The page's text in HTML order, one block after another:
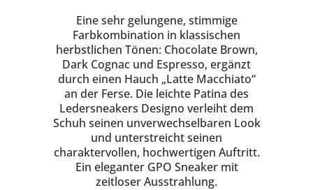
Eine sehr gelungene, stimmige
Farbkombination in klassischen
herbstlichen Tönen: Chocolate Brown,
Dark Cognac und Espresso, ergänzt
durch einen Hauch „Latte Macchiato“
an der Ferse. Die leichte Patina des
Ledersneakers Designo verleiht dem
Schuh seinen unverwechselbaren Look
und unterstreicht seinen
charaktervollen, hochwertigen Auftritt.
Ein eleganter GPO Sneaker mit
zeitloser Ausstrahlung.